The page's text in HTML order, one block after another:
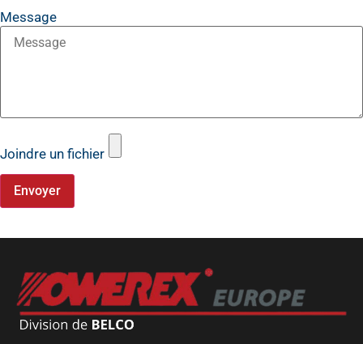
Message
Joindre un fichier
Envoyer